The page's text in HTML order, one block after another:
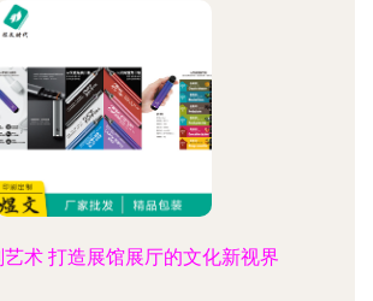
艺术 打造展馆展厅的文化新视界